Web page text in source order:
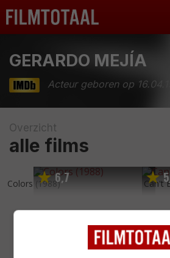
GERARDO MEJÍA
Acteur geboren op
Overzicht
alle films
6,7
Colors (1988) 5
Can't